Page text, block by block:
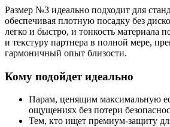
Размер №3 идеально подходит для
обеспечивая плотную посадку без
легко и быстро, и тонкость материала
и текстуру партнера в полной мере,
гармоничный опыт близости.
Кому подойдет идеально
Парам, ценящим максимальную
ощущениях без потери
Тем, кто ищет премиум-защиту